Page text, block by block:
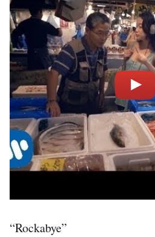
“Rockabye”